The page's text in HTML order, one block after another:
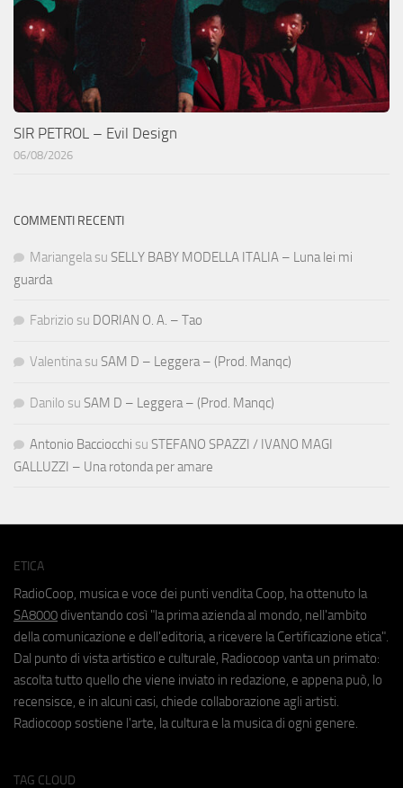
SIR PETROL – Evil Design
06/08/2026
COMMENTI RECENTI
Mariangela su SELLY BABY MODELLA ITALIA – Luna lei mi
guarda
Fabrizio su DORIAN O. A. – Tao
Valentina su SAM D – Leggera – (Prod. Manqc)
Danilo su SAM D – Leggera – (Prod. Manqc)
Antonio Bacciocchi su STEFANO SPAZZI / IVANO MAGI
GALLUZZI – Una rotonda per amare
ETICA
RadioCoop, musica e voce dei punti vendita Coop, ha ottenuto la
SA8000 diventando così "la prima azienda al mondo, nell'ambito
della comunicazione e dell'editoria, a ricevere la Certificazione etica".
Dal punto di vista artistico e culturale, Radiocoop vanta un primato:
ascolta tutto quello che viene inviato in redazione, e appena può, lo
recensisce, e in alcuni casi, chiede collaborazione agli artisti.
Radiocoop sostiene l'arte, la cultura e la musica di ogni genere.
TAG CLOUD